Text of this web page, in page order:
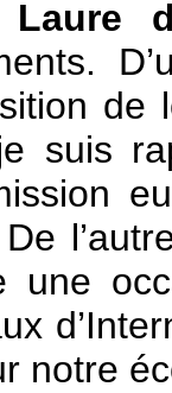
Laure
de
suis
une
notre